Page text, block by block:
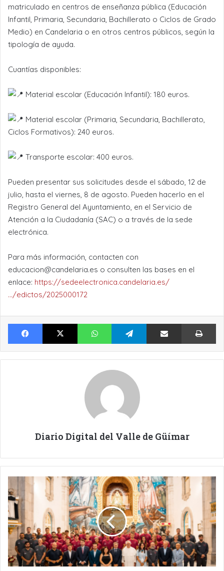
matriculado en centros de enseñanza pública (Educación
Infantil, Primaria, Secundaria, Bachillerato o Ciclos de Grado
Medio) en Candelaria o en otros centros públicos, según la
tipología de ayuda.
Cuantías disponibles:
Material escolar (Educación Infantil): 180 euros.
Material escolar (Primaria, Secundaria, Bachillerato,
Ciclos Formativos): 240 euros.
Transporte escolar: 400 euros.
Pueden presentar sus solicitudes desde el sábado, 12 de
julio, hasta el viernes, 8 de agosto. Pueden hacerlo en el
Registro General del Ayuntamiento, en el Servicio de
Atención a la Ciudadanía (SAC) o a través de la sede
electrónica.
Para más información, contacten con
educacion@candelaria.es o consulten las bases en el
enlace: https://sedeelectronica.candelaria.es/
…/edictos/2025000172
Facebook X WhatsApp Telegram Compartir por Email
Diario Digital del Valle de Güímar
OFRENDA
DEL
CD
TENERIFE
A
LA
PATRONA
DE
CANARIAS.